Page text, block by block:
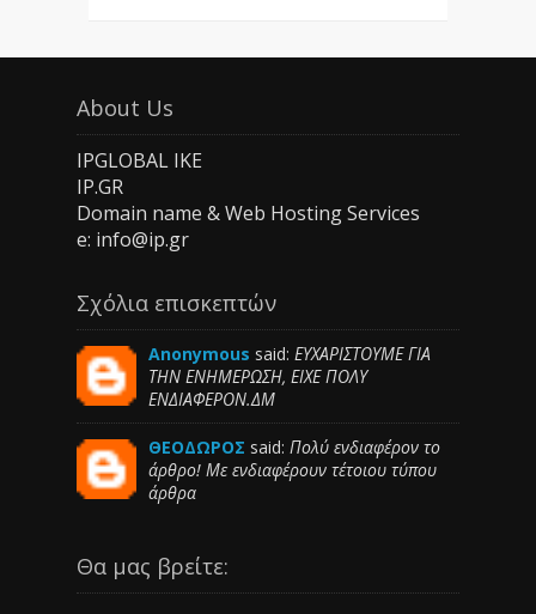
About Us
IPGLOBAL IKE
IP.GR
Domain name & Web Hosting Services
e: info@ip.gr
Σχόλια επισκεπτών
Anonymous said: ΕΥΧΑΡΙΣΤΟΥΜΕ ΓΙΑ
ΤΗΝ ΕΝΗΜΕΡΩΣΗ, ΕΙΧΕ ΠΟΛΥ
ΕΝΔΙΑΦΕΡΟΝ.ΔΜ
ΘΕΟΔΩΡΟΣ said: Πολύ ενδιαφέρον το
άρθρο! Με ενδιαφέρουν τέτοιου τύπου
άρθρα
Θα μας βρείτε: